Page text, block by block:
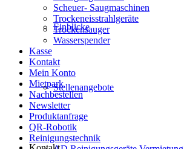
Einblicke
Stellenangebote
Scheuer- Saugmaschinen
Trockeneisstrahlgeräte
Trockensauger
Wasserspender
Kasse
Kontakt
Mein Konto
Mietpark
Nachbestellen
Newsletter
Produktanfrage
QR-Robotik
Reinigungstechnik